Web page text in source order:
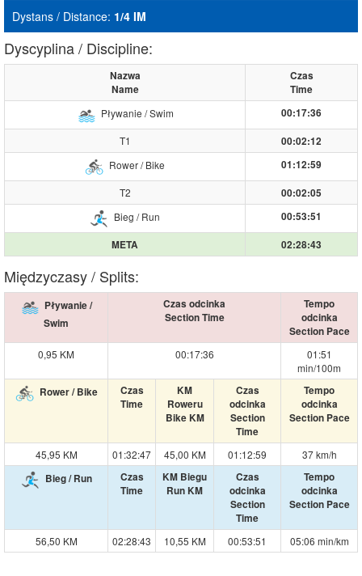
Dystans / Distance: 1/4 IM
Dyscyplina / Discipline:
Nazwa
Name
Czas
Time
Pływanie / Swim
00:17:36
T1
00:02:12
Rower / Bike
01:12:59
T2
00:02:05
Bieg / Run
00:53:51
META 02:28:43
Międzyczasy / Splits:
Pływanie /
Swim
Czas odcinka
Section Time
Tempo
odcinka
Section Pace
0,95 KM
00:17:36
01:51
min/100m
Rower / Bike
Czas
Time
KM
Roweru
Bike KM
Czas
odcinka
Section
Time
Tempo
odcinka
Section Pace
45,95 KM 01:32:47 45,00 KM 01:12:59
37 km/h
Bieg / Run
Czas
Time
KM Biegu
Run KM
Czas
odcinka
Section
Time
Tempo
odcinka
Section Pace
56,50 KM 02:28:43 10,55 KM 00:53:51 05:06 min/km